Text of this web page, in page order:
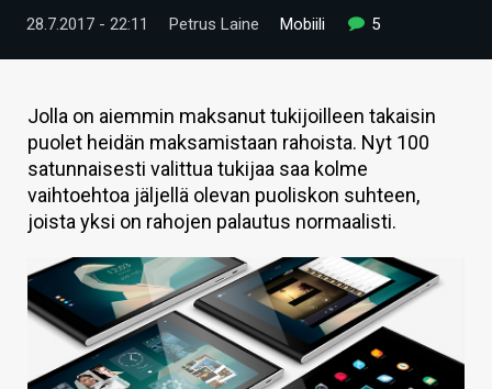
TIETOA
KAUPPA
VAIHDA TEEMA
HAKU
28.7.2017 - 22:11 Petrus Laine Mobiili 5
Jolla on aiemmin maksanut tukijoilleen takaisin
puolet heidän maksamistaan rahoista. Nyt 100
satunnaisesti valittua tukijaa saa kolme
vaihtoehtoa jäljellä olevan puoliskon suhteen,
joista yksi on rahojen palautus normaalisti.